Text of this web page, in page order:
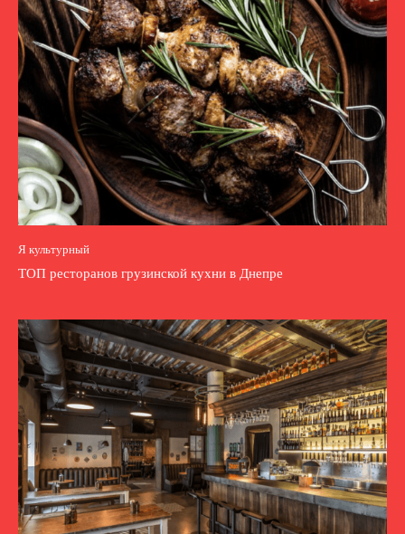
Я культурный
ТОП ресторанов грузинской кухни в Днепре